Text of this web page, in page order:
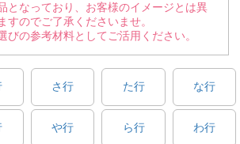
となっており、お客様のイメージとは異
すのでご了承くださいませ。
びの参考材料としてご活用ください。
さ行 た行 な行
や行 ら行 わ行